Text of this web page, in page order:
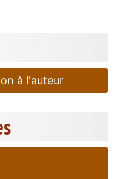
à l'auteur